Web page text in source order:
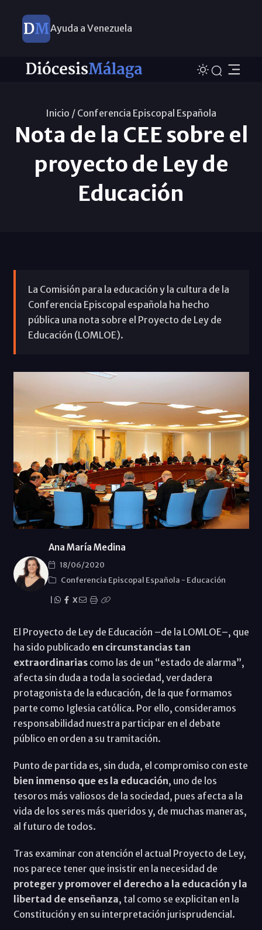
Ayuda a Venezuela
Inicio / Conferencia Episcopal Española
Nota de la CEE sobre el
proyecto de Ley de
Educación
La Comisión para la educación y la cultura de la
Conferencia Episcopal española ha hecho
pública una nota sobre el Proyecto de Ley de
Educación (LOMLOE).
Ana María Medina
18/06/2020
Conferencia Episcopal Española - Educación
X
El Proyecto de Ley de Educación –de la LOMLOE–, que
ha sido publicado en circunstancias tan
extraordinariascomo las de un “estado de alarma”,
afecta sin duda a toda la sociedad, verdadera
protagonista de la educación, de la que formamos
parte como Iglesia católica. Por ello, consideramos
responsabilidad nuestra participar en el debate
público en orden a su tramitación.
Punto de partida es, sin duda, el compromiso con este
bien inmenso que es la educación, uno de los
tesoros más valiosos de la sociedad, pues afecta a la
vida de los seres más queridos y, de muchas maneras,
al futuro de todos.
Tras examinar con atención el actual Proyecto de Ley,
nos parece tener que insistir en la necesidad de
proteger y promover el derecho a la educación y la
libertad de enseñanza, tal como se explicitan en la
Constitución y en su interpretación jurisprudencial.